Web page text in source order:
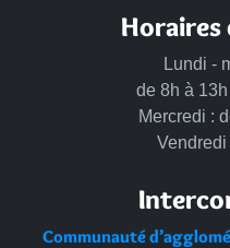
Lundi -
de 8h à
Mercredi :
Vendredi
Communauté